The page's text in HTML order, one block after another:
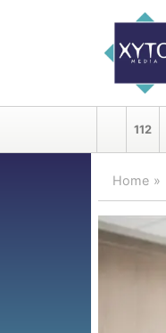
112
Home